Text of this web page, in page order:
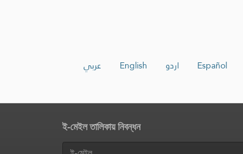
عربي English اردو Español
ই-মেইল তালিকায় নিবন্ধন